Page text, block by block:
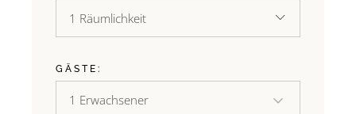
1 Räumlichkeit
GÄSTE: